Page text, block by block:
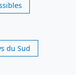
du Sud